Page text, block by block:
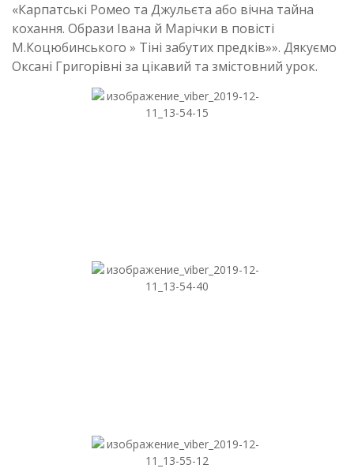
«Карпатські Ромео та Джульєта або вічна тайна
кохання. Образи Івана й Марічки в повісті
М.Коцюбинського » Тіні забутих предків»». Дякуємо
Оксані Григорівні за цікавий та змістовний урок.